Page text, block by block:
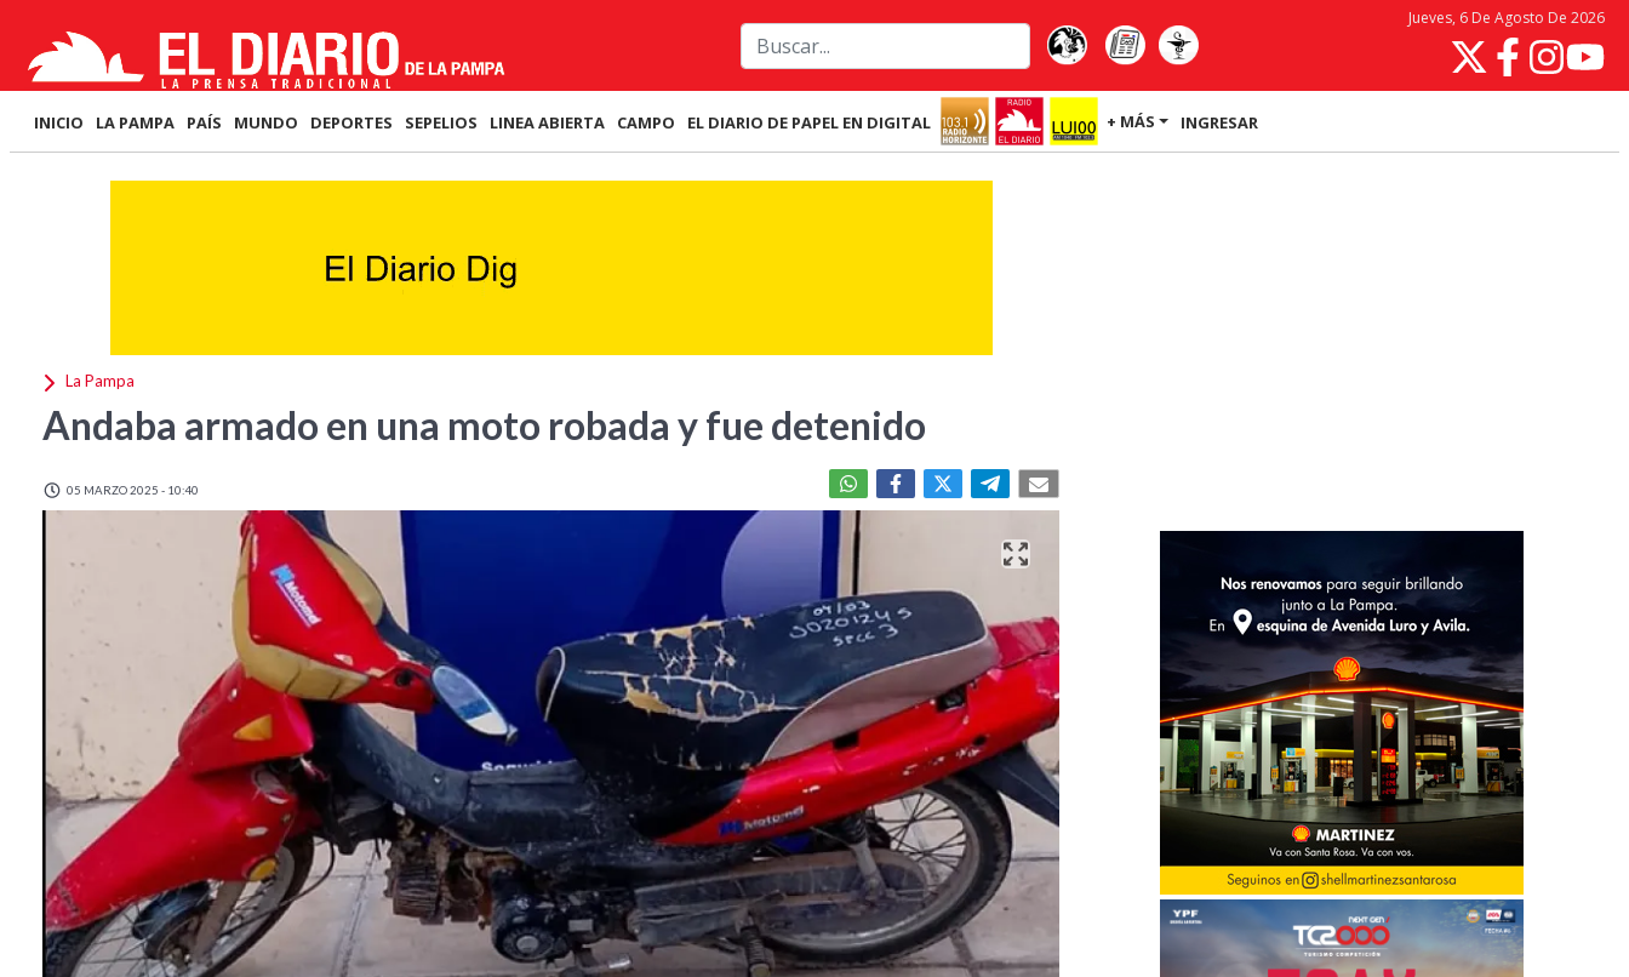
Jueves, 6 De Agosto De 2026
INICIO LA PAMPA PAÍS MUNDO DEPORTES SEPELIOS LINEA ABIERTA CAMPO EL DIARIO DE PAPEL EN DIGITAL + MÁS INGRESAR
La Pampa
Andaba armado en una moto robada y fue detenido
05 MARZO 2025 - 10:40